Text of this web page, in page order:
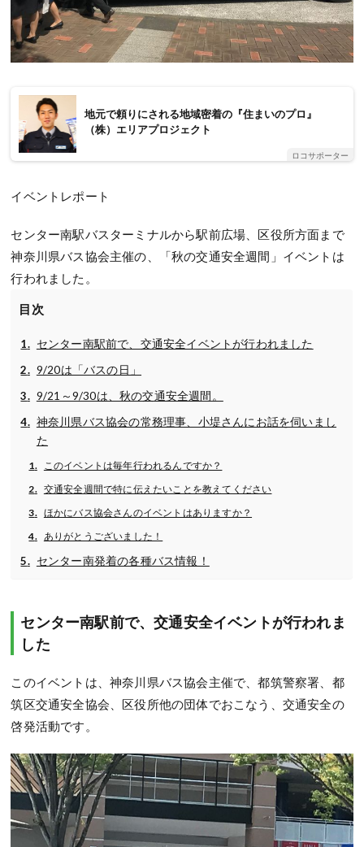
地元で頼りにされる地域密着の『住まいのプロ』
（株）エリアプロジェクト
ロコサポーター
イベントレポート
センター南駅バスターミナルから駅前広場、区役所方面まで
神奈川県バス協会主催の、「秋の交通安全週間」イベントは
行われました。
目次
センター南駅前で、交通安全イベントが行われました
9/20は「バスの日」
9/21～9/30は、秋の交通安全週間。
神奈川県バス協会の常務理事、小堤さんにお話を伺いまし
た
このイベントは毎年行われるんですか？
交通安全週間で特に伝えたいことを教えてください
ほかにバス協会さんのイベントはありますか？
ありがとうございました！
センター南発着の各種バス情報！
センター南駅前で、交通安全イベントが行われま
した
このイベントは、神奈川県バス協会主催で、都筑警察署、都
筑区交通安全協会、区役所他の団体でおこなう、交通安全の
啓発活動です。